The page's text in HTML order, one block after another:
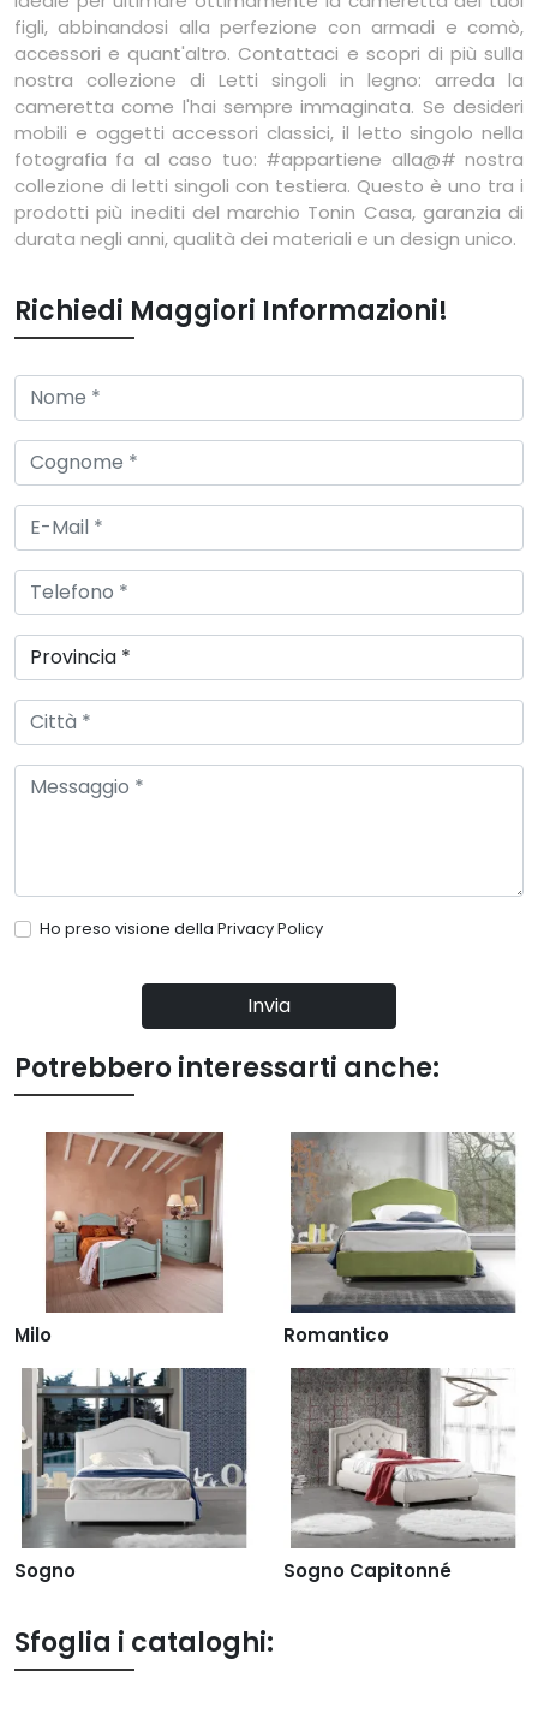
figli, abbinandosi alla perfezione con armadi e comò,
accessori e quant'altro. Contattaci e scopri di più sulla
nostra collezione di Letti singoli in legno: arreda la
cameretta come l'hai sempre immaginata. Se desideri
mobili e oggetti accessori classici, il letto singolo nella
fotografia fa al caso tuo: #appartiene alla@# nostra
collezione di letti singoli con testiera. Questo è uno tra i
prodotti più inediti del marchio Tonin Casa, garanzia di
durata negli anni, qualità dei materiali e un design unico.
Richiedi Maggiori Informazioni!
Ho preso visione della Privacy Policy
Invia
Potrebbero interessarti anche:
Milo Romantico
Sogno Sogno Capitonné
Sfoglia i cataloghi: